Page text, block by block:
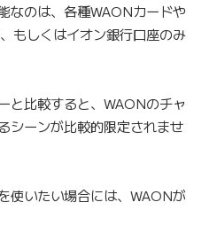
なのは、各種WAONカードや
もしくはイオン銀行口座のみ
と比較すると、WAONのチャ
シーンが比較的限定されませ
使いたい場合には、WAONが